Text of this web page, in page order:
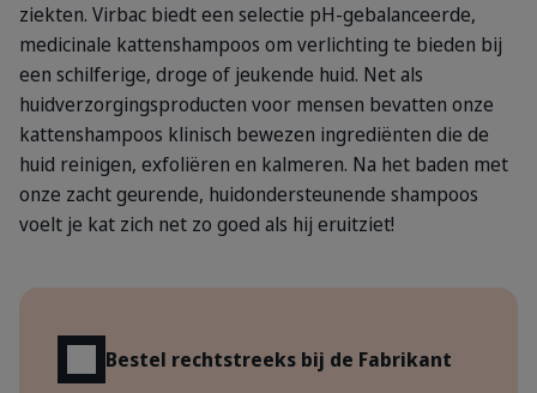
ziekten. Virbac biedt een selectie pH-gebalanceerde,
medicinale kattenshampoos om verlichting te bieden bij
een schilferige, droge of jeukende huid. Net als
huidverzorgingsproducten voor mensen bevatten onze
kattenshampoos klinisch bewezen ingrediënten die de
huid reinigen, exfoliëren en kalmeren. Na het baden met
onze zacht geurende, huidondersteunende shampoos
voelt je kat zich net zo goed als hij eruitziet!
Bestel rechtstreeks bij de Fabrikant